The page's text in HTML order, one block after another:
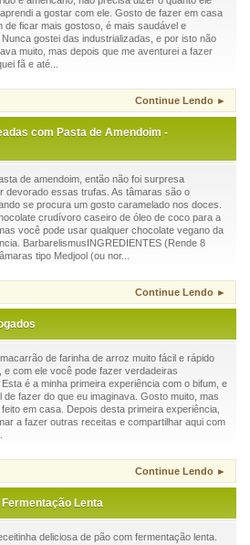
a gostar com ele. Gosto de fazer em casa
de ficar mais gostoso, é mais saudável e
gostei das industrializadas, e por isto não
muito, mas depois que me aventurei a fazer
fã e até...
Continue Lendo ►
com Pasta de Amendoim -
de amendoim, então não foi surpresa
devorado essas trufas. As tâmaras são o
se procura um gosto caramelado nos doces.
crudívoro caseiro de óleo de coco para a
você pode usar qualquer chocolate vegano da
BarbarelismusINGREDIENTES (Rende 8
tipo Medjool (ou nor...
Continue Lendo ►
de farinha de arroz muito fácil e rápido
e com ele você pode fazer verdadeiras
é a minha primeira experiência com o bifum, e
de fazer do que eu imaginava. Gosto muito, mas
em casa. Depois desta primeira experiência,
a fazer outras receitas e compartilhar aqui com
Continue Lendo ►
Lenta
deliciosa de pão com fermentação lenta.